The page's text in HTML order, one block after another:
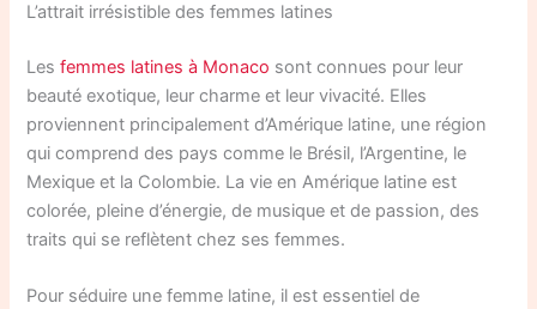
L’attrait irrésistible des femmes latines
Lesfemmes latines à Monaco sont connues pour leur
beauté exotique, leur charme et leur vivacité. Elles
proviennent principalement d’Amérique latine, une région
qui comprend des pays comme le Brésil, l’Argentine, le
Mexique et la Colombie. La vie en Amérique latine est
colorée, pleine d’énergie, de musique et de passion, des
traits qui se reflètent chez ses femmes.
Pour séduire une femme latine, il est essentiel de